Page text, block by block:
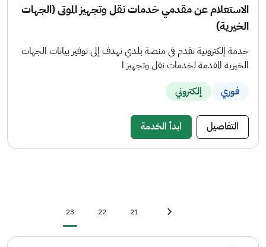
الاستعلام عن مقدمي خدمات نقل وتجهيز الموتى (الجهات
الخيرية)
خدمة إلكترونية تقدم في منصة بلدي تهدف إلى توفير بيانات الجهات
الخيرية المقدمة لخدمات نقل وتجهيز ا
فوري
إلكتروني
التفاصيل ابدأ الخدمة
First page
Page
21
Page
22
Current page
23